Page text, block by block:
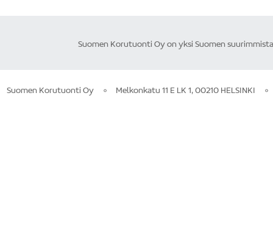
Suomen Korutuonti Oy on yksi Suomen
Suomen Korutuonti Oy Melkonkatu 11 E LK 1, 00210 HELSINKI